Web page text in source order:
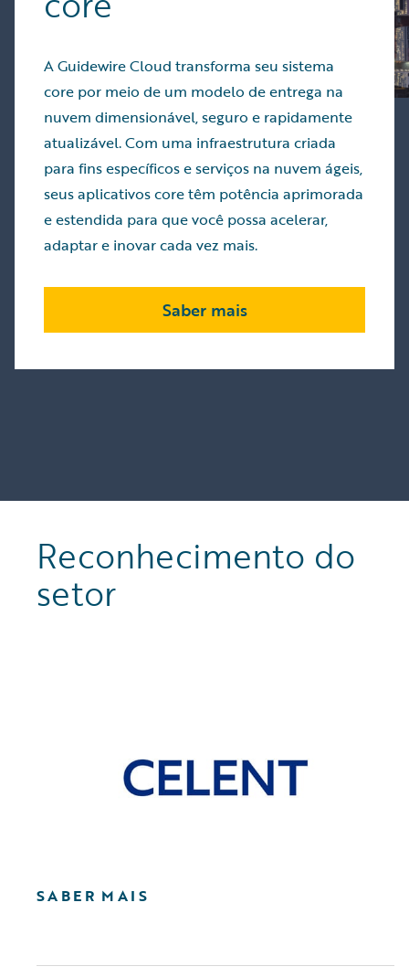
A Guidewire Cloud transforma seu sistema
core por meio de um modelo de entrega na
nuvem dimensionável, seguro e rapidamente
atualizável. Com uma infraestrutura criada
para fins específicos e serviços na nuvem ágeis,
seus aplicativos core têm potência aprimorada
e estendida para que você possa acelerar,
adaptar e inovar cada vez mais.
Saber mais
Reconhecimento do
setor
SABER MAIS